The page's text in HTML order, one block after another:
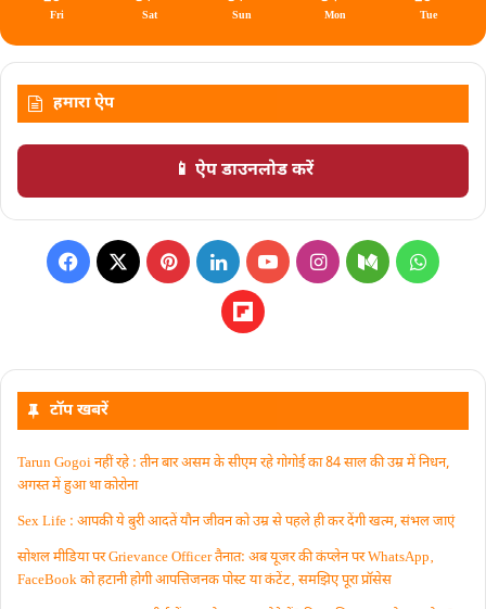
Fri Sat Sun Mon Tue
हमारा ऐप
📱 ऐप डाउनलोड करें
टॉप खबरें
Tarun Gogoi नहीं रहे : तीन बार असम के सीएम रहे गोगोई का 84 साल की उम्र में निधन,
अगस्त में हुआ था कोरोना
Sex Life : आपकी ये बुरी आदतें याैन जीवन को उम्र से पहले ही कर देंगी खत्म, संभल जाएं
सोशल मीडिया पर Grievance Officer तैनात: अब यूजर की कंप्लेन पर WhatsApp‚
FaceBook को हटानी होगी आपत्तिजनक पोस्ट या कंटेंट‚ समझिए पूरा प्रॉसेस